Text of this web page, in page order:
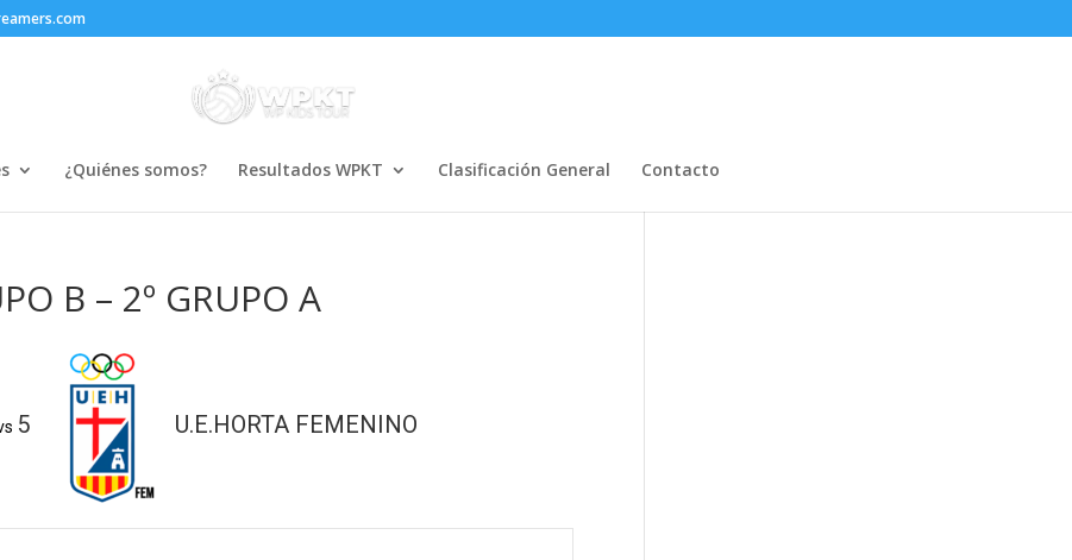
¿Quiénes somos? Resultados WPKT Clasificación General Contacto
B – 2º GRUPO A
5 U.E.HORTA FEMENINO